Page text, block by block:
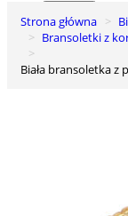
0
Koszyk
Strona główna
Bransoletki z
Biała bransoletka